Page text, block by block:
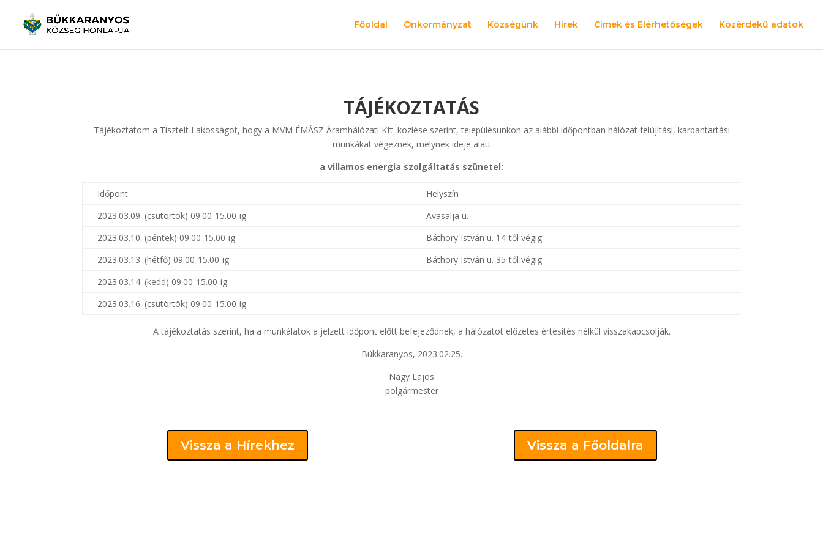
Főoldal Önkormányzat Községünk Hírek Címek és Elérhetőségek Közérdekű adatok
TÁJÉKOZTATÁS
Tájékoztatom a Tisztelt Lakosságot, hogy a MVM ÉMÁSZ Áramhálózati Kft. közlése szerint, településünkön az alábbi időpontban hálózat felújítási, karbantartási
munkákat végeznek, melynek ideje alatt
a villamos energia szolgáltatás szünetel:
Időpont
Helyszín
2023.03.09. (csütörtök) 09.00-15.00-ig
Avasalja u.
2023.03.10. (péntek) 09.00-15.00-ig
Báthory István u. 14-től végig
2023.03.13. (hétfő) 09.00-15.00-ig
Báthory István u. 35-től végig
2023.03.14. (kedd) 09.00-15.00-ig
2023.03.16. (csütörtök) 09.00-15.00-ig
A tájékoztatás szerint, ha a munkálatok a jelzett időpont előtt befejeződnek, a hálózatot előzetes értesítés nélkül visszakapcsolják.
Bükkaranyos, 2023.02.25.
Nagy Lajos
polgármester
Vissza a Hírekhez Vissza a Főoldalra